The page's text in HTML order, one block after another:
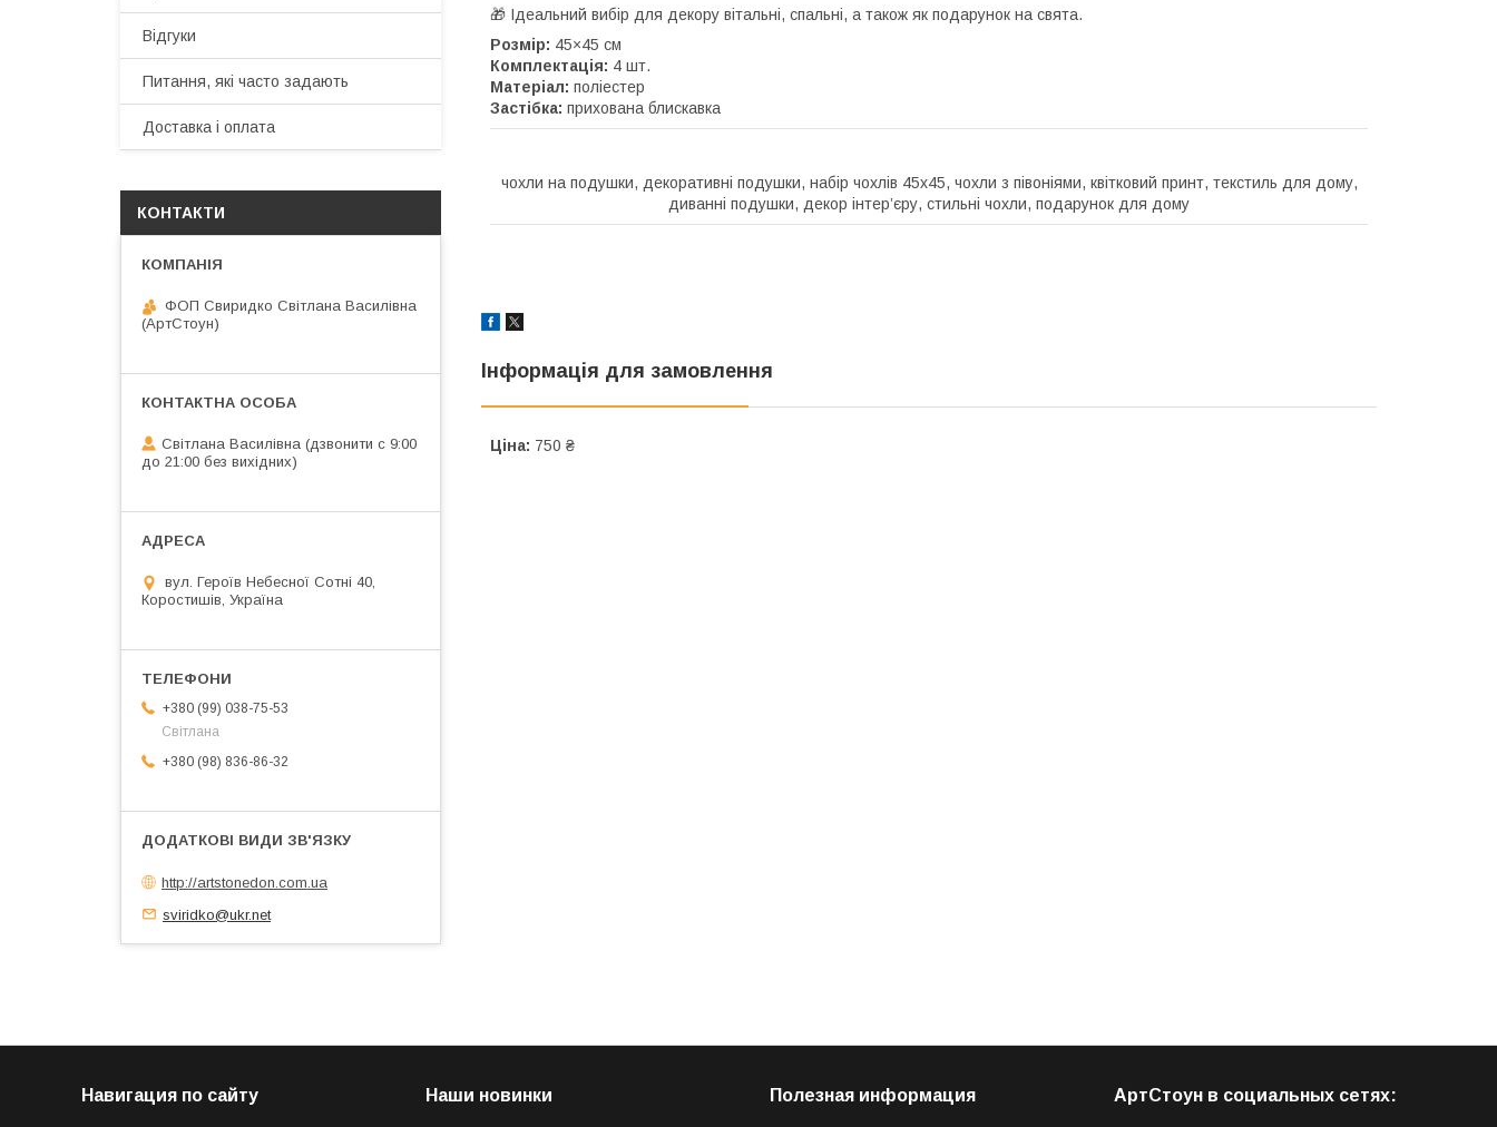
🎁 Ідеальний вибір для декору вітальні, спальні, а також як подарунок на свята.
Розмір: 45×45 см
Комплектація: 4 шт.
Матеріал: поліестер
Застібка: прихована блискавка
чохли на подушки, декоративні подушки, набір чохлів 45х45, чохли з півоніями, квітковий принт, текстиль для дому,
диванні подушки, декор інтер’єру, стильні чохли, подарунок для дому
Інформація для замовлення
Ціна: 750 ₴
Відгуки
Питання, які часто задають
Доставка і оплата
КОНТАКТИ
ФОП Свиридко Світлана Василівна
(АртСтоун)
Світлана Василівна (дзвонити с 9:00
до 21:00 без вихідних)
вул. Героїв Небесної Сотні 40,
Коростишів, Україна
+380 (99) 038-75-53
Світлана
+380 (98) 836-86-32
http://artstonedon.com.ua
sviridko@ukr.net
Навигация по сайту Наши новинки Полезная информация АртСтоун в социальных сетях: